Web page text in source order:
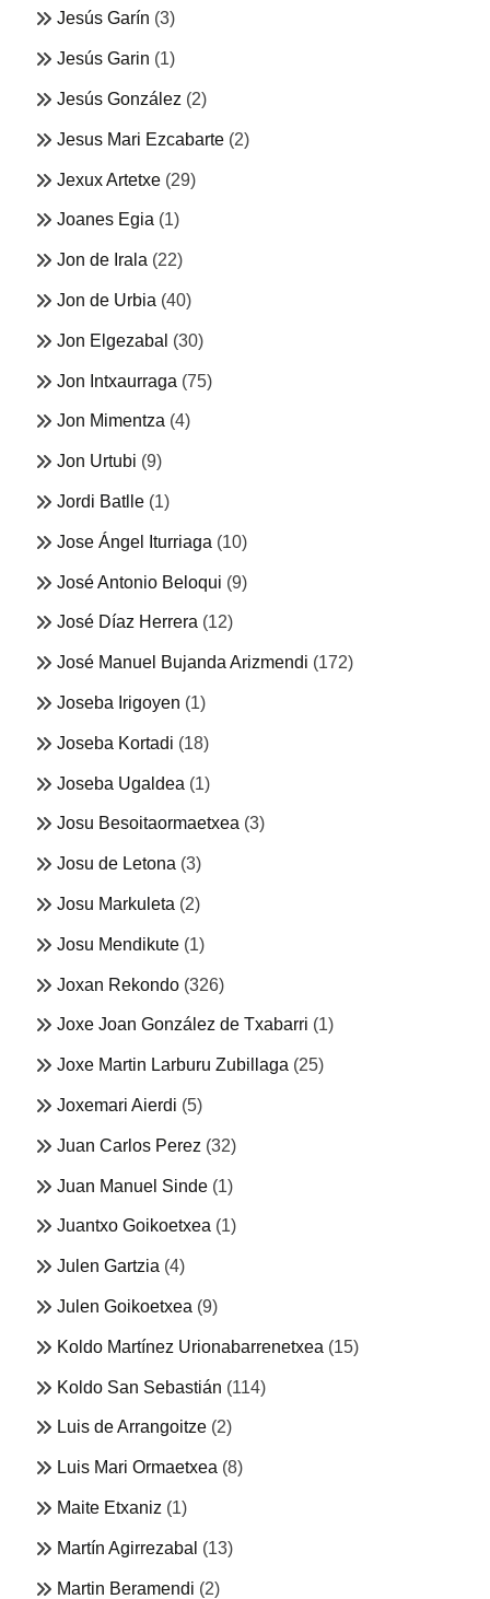
Jesús Garín (3)
Jesús Garin (1)
Jesús González (2)
Jesus Mari Ezcabarte (2)
Jexux Artetxe (29)
Joanes Egia (1)
Jon de Irala (22)
Jon de Urbia (40)
Jon Elgezabal (30)
Jon Intxaurraga (75)
Jon Mimentza (4)
Jon Urtubi (9)
Jordi Batlle (1)
Jose Ángel Iturriaga (10)
José Antonio Beloqui (9)
José Díaz Herrera (12)
José Manuel Bujanda Arizmendi (172)
Joseba Irigoyen (1)
Joseba Kortadi (18)
Joseba Ugaldea (1)
Josu Besoitaormaetxea (3)
Josu de Letona (3)
Josu Markuleta (2)
Josu Mendikute (1)
Joxan Rekondo (326)
Joxe Joan González de Txabarri (1)
Joxe Martin Larburu Zubillaga (25)
Joxemari Aierdi (5)
Juan Carlos Perez (32)
Juan Manuel Sinde (1)
Juantxo Goikoetxea (1)
Julen Gartzia (4)
Julen Goikoetxea (9)
Koldo Martínez Urionabarrenetxea (15)
Koldo San Sebastián (114)
Luis de Arrangoitze (2)
Luis Mari Ormaetxea (8)
Maite Etxaniz (1)
Martín Agirrezabal (13)
Martin Beramendi (2)